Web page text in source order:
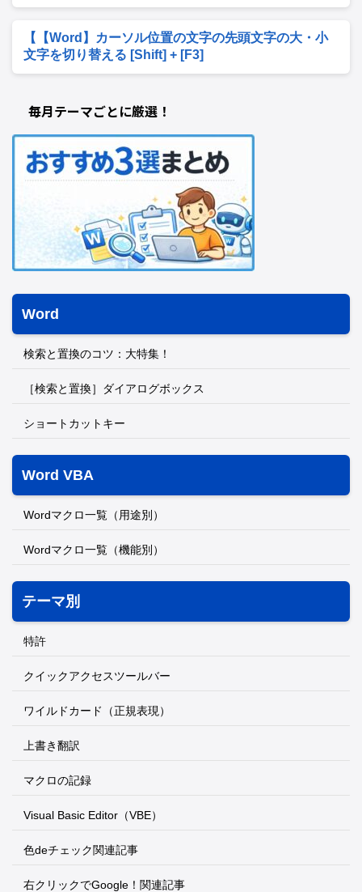
【【Word】カーソル位置の文字の先頭文字の大・小
文字を切り替える [Shift] + [F3]
毎月テーマごとに厳選！
Word
検索と置換のコツ：大特集！
［検索と置換］ダイアログボックス
ショートカットキー
Word VBA
Wordマクロ一覧（用途別）
Wordマクロ一覧（機能別）
テーマ別
特許
クイックアクセスツールバー
ワイルドカード（正規表現）
上書き翻訳
マクロの記録
Visual Basic Editor（VBE）
色deチェック関連記事
右クリックでGoogle！関連記事